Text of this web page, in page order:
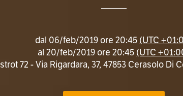
dal 06/feb/2019 ore 20:45 (UTC
al 20/feb/2019 ore 20:45 (UTC
72 - Via Rigardara, 37, 47853 Cerasolo Di